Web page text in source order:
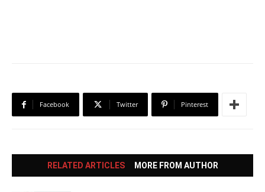
Facebook Twitter Pinterest
RELATED ARTICLES MORE FROM AUTHOR